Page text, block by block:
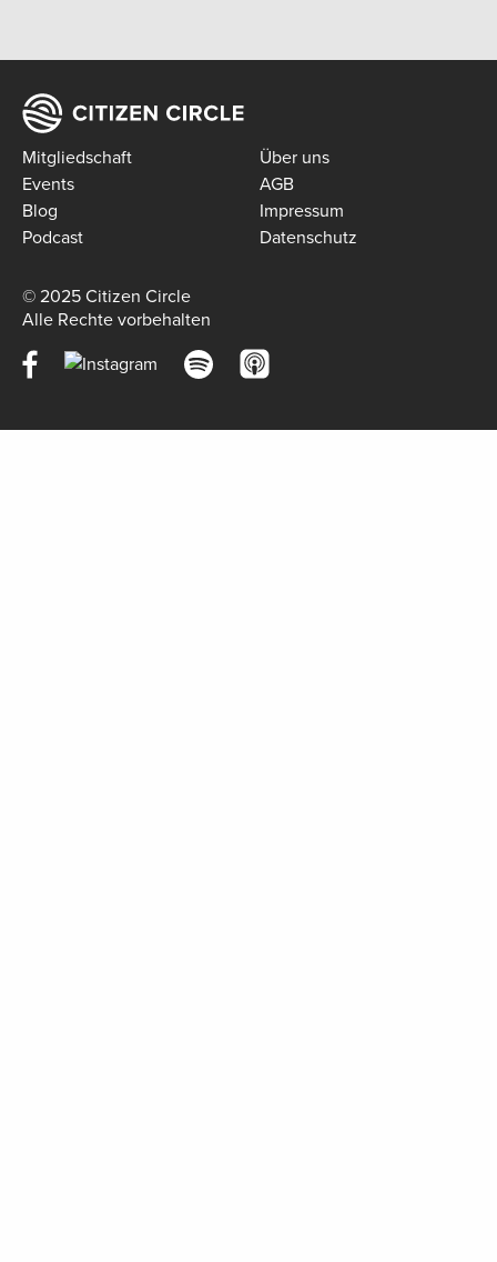
Mitgliedschaft
Events
Blog
Podcast
Über uns
AGB
Impressum
Datenschutz
© 2025 Citizen Circle
Alle Rechte vorbehalten